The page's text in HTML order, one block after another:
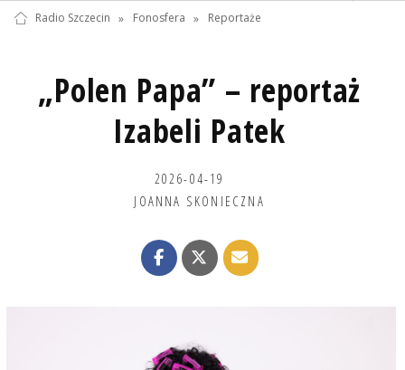
Radio Szczecin » Fonosfera » Reportaże
„Polen Papa” – reportaż
Izabeli Patek
2026-04-19
JOANNA SKONIECZNA